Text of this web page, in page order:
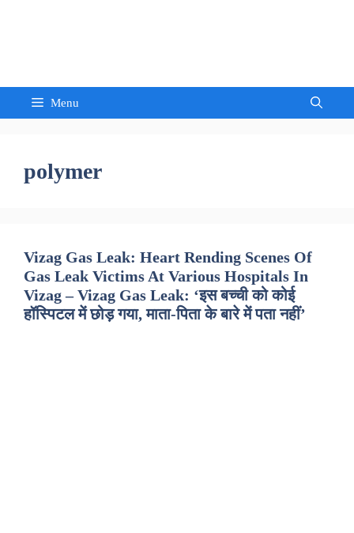
Menu
polymer
Vizag Gas Leak: Heart Rending Scenes Of
Gas Leak Victims At Various Hospitals In
Vizag – Vizag Gas Leak: ‘इस बच्ची को कोई
हॉस्पिटल में छोड़ गया, माता-पिता के बारे में पता नहीं’